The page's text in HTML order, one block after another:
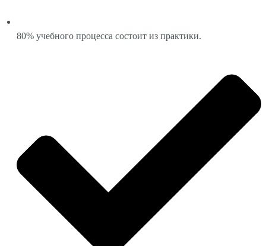
80% учебного процесса состоит из практики.